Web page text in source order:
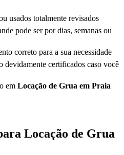
usados totalmente revisados
pode ser por dias, semanas ou
correto para a sua necessidade
devidamente certificados caso você
em Locação de Grua em Praia
Locação de Grua